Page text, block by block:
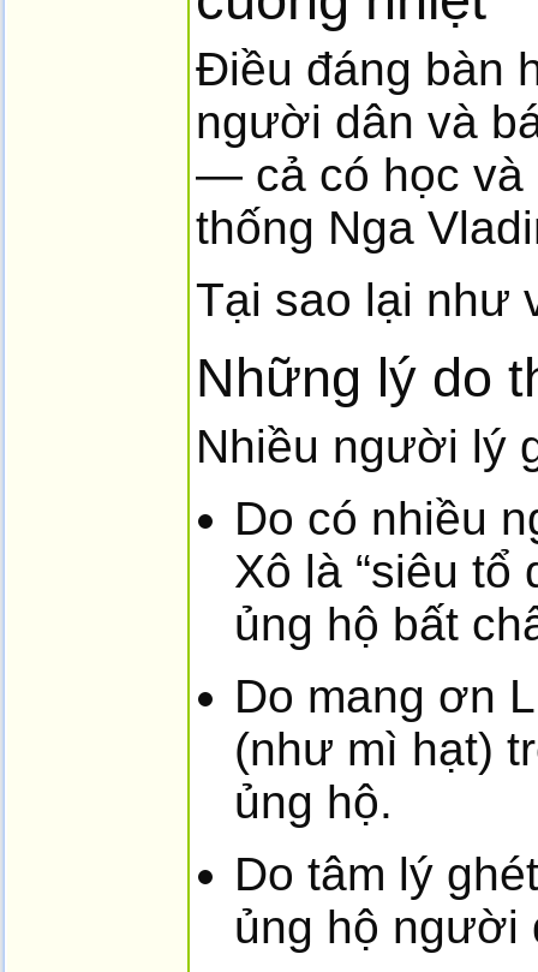
Điều đáng bàn
người dân và
— cả có học và
thống Nga
Tại sao lại như
Những lý do
Nhiều người lý
Do có nhiều
Xô là “siêu tổ
ủng hộ bất
Do mang ơn
(như mì hạt)
ủng hộ.
Do tâm lý
ủng hộ người